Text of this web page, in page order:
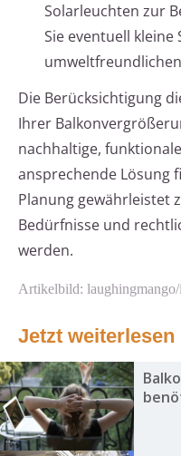
Solarleuchten zur
Sie eventuell kleine
Die Berücksichtigung
Ihrer
nachhaltige,
ansprechende Lösung
Planung gewährleistet
Bedürfnisse und
werden.
Artikelbild:
Jetzt weiterlesen